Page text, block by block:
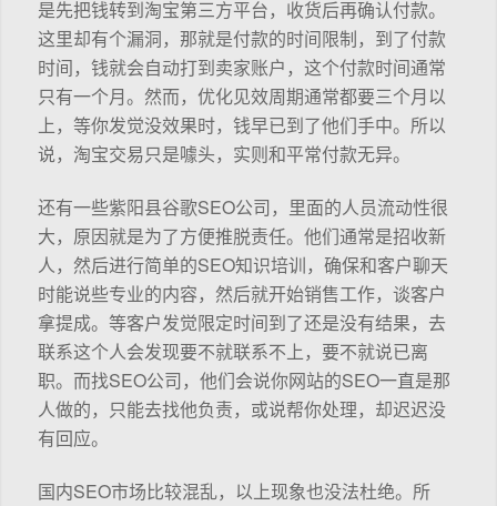
是先把钱转到淘宝第三方平台，收货后再确认付款。
这里却有个漏洞，那就是付款的时间限制，到了付款
时间，钱就会自动打到卖家账户，这个付款时间通常
只有一个月。然而，优化见效周期通常都要三个月以
上，等你发觉没效果时，钱早已到了他们手中。所以
说，淘宝交易只是噱头，实则和平常付款无异。
还有一些紫阳县谷歌SEO公司，里面的人员流动性很
大，原因就是为了方便推脱责任。他们通常是招收新
人，然后进行简单的SEO知识培训，确保和客户聊天
时能说些专业的内容，然后就开始销售工作，谈客户
拿提成。等客户发觉限定时间到了还是没有结果，去
联系这个人会发现要不就联系不上，要不就说已离
职。而找SEO公司，他们会说你网站的SEO一直是那
人做的，只能去找他负责，或说帮你处理，却迟迟没
有回应。
国内SEO市场比较混乱，以上现象也没法杜绝。所